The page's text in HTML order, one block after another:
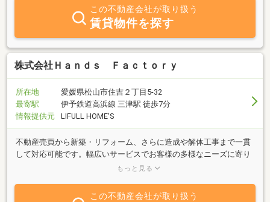
この不動産会社が取り扱う
賃貸物件を探す
株式会社Ｈａｎｄｓ Ｆａｃｔｏｒｙ
所在地
愛媛県松山市住吉２丁目5-32
最寄駅
伊予鉄道高浜線 三津駅 徒歩7分
情報提供元
LIFULL HOME'S
不動産売買から新築・リフォーム、さらに造成や解体工事まで一貫
して対応可能です。幅広いサービスでお客様の多様なニーズに寄り
添い、安心してご相談いただける体制を整えています。お気軽にお
もっと見る
この不動産会社が取り扱う